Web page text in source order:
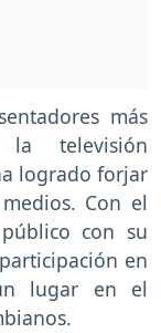
más
televisión
logrado forjar
Con el
con su
en
lugar en el